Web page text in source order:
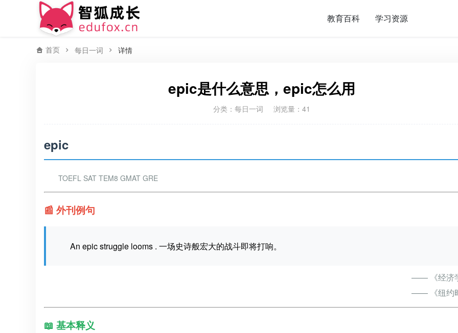
教育百科 学习资源
首页 每日一词 详情
epic是什么意思，epic怎么用
分类： 每日一词 浏览量：41
epic
TOEFL SAT TEM8 GMAT GRE
📰 外刊例句
An epic struggle looms . 一场史诗般宏大的战斗即将打响。
—— 《经济
—— 《纽约
📖 基本释义